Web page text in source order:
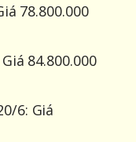
78.800.000
84.800.000
6: Giá